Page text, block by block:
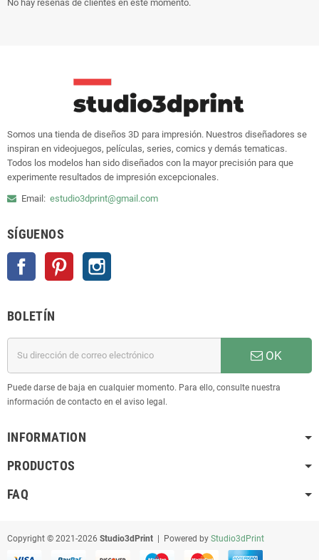
No hay reseñas de clientes en este momento.
Somos una tienda de diseños 3D para impresión. Nuestros diseñadores se
inspiran en videojuegos, películas, series, comics y demás tematicas.
Todos los modelos han sido diseñados con la mayor precisión para que
experimente resultados de impresión excepcionales.
Email: estudio3dprint@gmail.com
SÍGUENOS
Facebook Pinterest
BOLETÍN
OK
Puede darse de baja en cualquier momento. Para ello, consulte nuestra
información de contacto en el aviso legal.
INFORMATION
PRODUCTOS
FAQ
Copyright © 2021-2026 Studio3dPrint | Powered by Studio3dPrint